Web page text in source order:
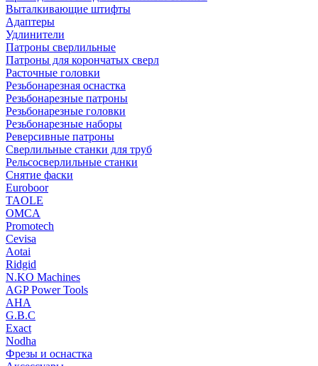
Выталкивающие штифты
Адаптеры
Удлинители
Патроны сверлильные
Патроны для корончатых сверл
Расточные головки
Резьбонарезная оснастка
Резьбонарезные патроны
Резьбонарезные головки
Резьбонарезные наборы
Реверсивные патроны
Сверлильные станки для труб
Рельсосверлильные станки
Снятие фаски
Euroboor
TAOLE
OMCA
Promotech
Cevisa
Aotai
Ridgid
N.KO Machines
AGP Power Tools
AHA
G.B.C
Exact
Nodha
Фрезы и оснастка